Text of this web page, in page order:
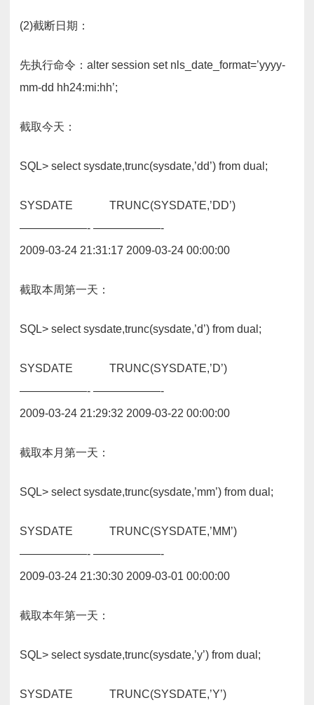
(2)截断日期：
先执行命令：alter session set nls_date_format=’yyyy-
mm-dd hh24:mi:hh’;
截取今天：
SQL> select sysdate,trunc(sysdate,’dd’) from dual;
SYSDATE TRUNC(SYSDATE,’DD’)
——————- ——————-
2009-03-24 21:31:17 2009-03-24 00:00:00
截取本周第一天：
SQL> select sysdate,trunc(sysdate,’d’) from dual;
SYSDATE TRUNC(SYSDATE,’D’)
——————- ——————-
2009-03-24 21:29:32 2009-03-22 00:00:00
截取本月第一天：
SQL> select sysdate,trunc(sysdate,’mm’) from dual;
SYSDATE TRUNC(SYSDATE,’MM’)
——————- ——————-
2009-03-24 21:30:30 2009-03-01 00:00:00
截取本年第一天：
SQL> select sysdate,trunc(sysdate,’y’) from dual;
SYSDATE TRUNC(SYSDATE,’Y’)